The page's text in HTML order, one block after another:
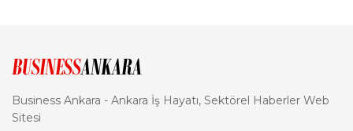
Business Ankara - Ankara İş Hayatı, Sektörel Haberler Web
Sitesi